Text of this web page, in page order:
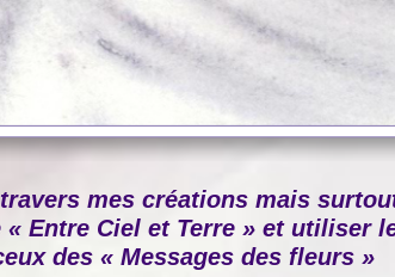
mes créations mais
Entre Ciel et Terre » et utiliser
des « Messages des fleurs »